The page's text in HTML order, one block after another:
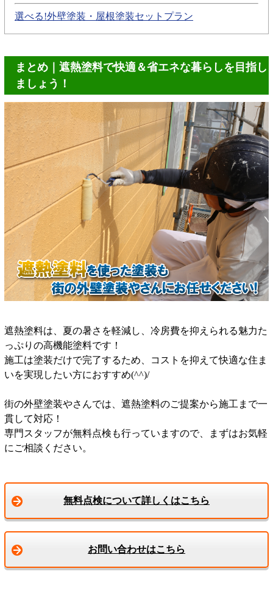
選べる!外壁塗装・屋根塗装セットプラン
まとめ｜遮熱塗料で快適＆省エネな暮らしを目指し
ましょう！
遮熱塗料は、夏の暑さを軽減し、冷房費を抑えられる魅力た
っぷりの高機能塗料です！
施工は塗装だけで完了するため、コストを抑えて快適な住ま
いを実現したい方におすすめ(^^)/
街の外壁塗装やさんでは、遮熱塗料のご提案から施工まで一
貫して対応！
専門スタッフが無料点検も行っていますので、まずはお気軽
にご相談ください。
無料点検について詳しくはこちら
お問い合わせはこちら